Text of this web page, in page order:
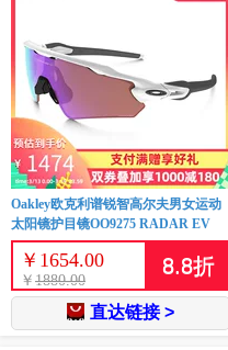
Oakley欧克利谱锐智高尔夫男女运动
太阳镜护目镜OO9275 RADAR EV
￥ 1654.00
￥ 1880.00
8.8折
直达链接 >